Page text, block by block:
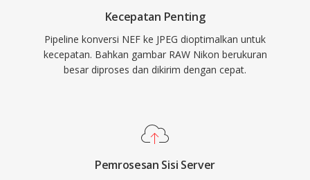
Kecepatan Penting
Pipeline konversi NEF ke JPEG dioptimalkan untuk
kecepatan. Bahkan gambar RAW Nikon berukuran
besar diproses dan dikirim dengan cepat.
Pemrosesan Sisi Server